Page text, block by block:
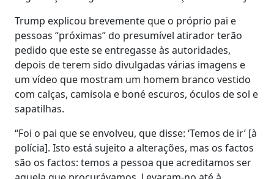
Trump explicou brevemente que o próprio pai e
pessoas “próximas” do presumível atirador terão
pedido que este se entregasse às autoridades,
depois de terem sido divulgadas várias imagens e
um vídeo que mostram um homem branco vestido
com calças, camisola e boné escuros, óculos de sol e
sapatilhas.
“Foi o pai que se envolveu, que disse: ‘Temos de ir’ [à
polícia]. Isto está sujeito a alterações, mas os factos
são os factos: temos a pessoa que acreditamos ser